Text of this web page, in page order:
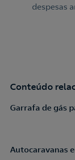
despesas
Conteúdo
Garrafa de gás
Autocaravanas